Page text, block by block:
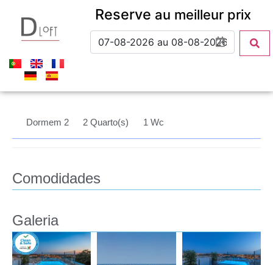
Reserve au meilleur prix
Dormem 2 2 Quarto(s) 1 Wc
Comodidades
Galeria